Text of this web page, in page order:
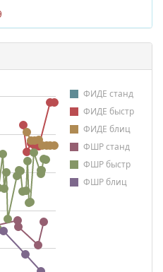
ФИДЕ станд
ФИДЕ быстр
ФИДЕ блиц
ФШР станд
ФШР быстр
ФШР блиц